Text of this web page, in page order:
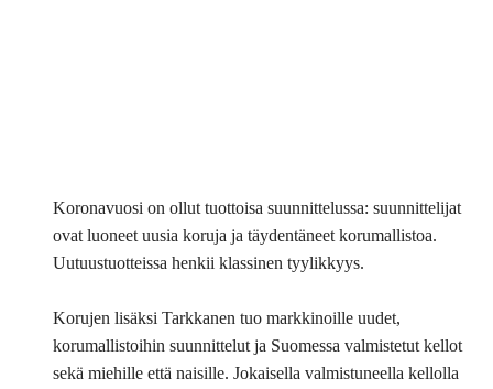
Koronavuosi on ollut tuottoisa suunnittelussa: suunnittelijat
ovat luoneet uusia koruja ja täydentäneet korumallistoa.
Uutuustuotteissa henkii klassinen tyylikkyys.
Korujen lisäksi Tarkkanen tuo markkinoille uudet,
korumallistoihin suunnittelut ja Suomessa valmistetut kellot
sekä miehille että naisille. Jokaisella valmistuneella kellolla